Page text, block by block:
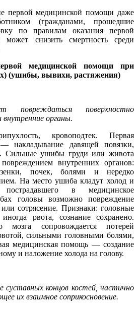
первой медицинской помощи даже
(гражданами, прошедшие
по правилам оказания первой
снизить смертность среди
медицинской помощи при
(ушибы, вывихи, растяжения)
поверхностно
органы.
кровоподтек. Первая
накладывание давящей повязки,
Сильные ушибы груди или живота
внутренних органов:
почек, болями и нередко
На место ушиба кладут холод и
в медицинское
головы возможно повреждение
сотрясение. Признаки: головные
рвота, сознание сохранено.
мозга сопровождается потерей
сильными головными болями,
медицинская помощь — создание
и наложение холода на голову.
концов костей, частично
их взаимное соприкосновение.